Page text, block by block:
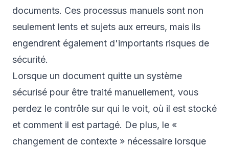
documents. Ces processus manuels sont non
seulement lents et sujets aux erreurs, mais ils
engendrent également d'importants risques de
sécurité.
Lorsque un document quitte un système
sécurisé pour être traité manuellement, vous
perdez le contrôle sur qui le voit, où il est stocké
et comment il est partagé. De plus, le «
changement de contexte » nécessaire lorsque